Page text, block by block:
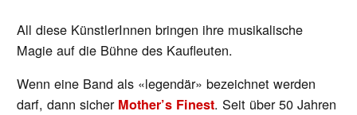
All diese KünstlerInnen bringen ihre musikalische
Magie auf die Bühne des Kaufleuten.
Wenn eine Band als «legendär» bezeichnet werden
darf, dann sicher Mother’s Finest. Seit über 50 Jahren